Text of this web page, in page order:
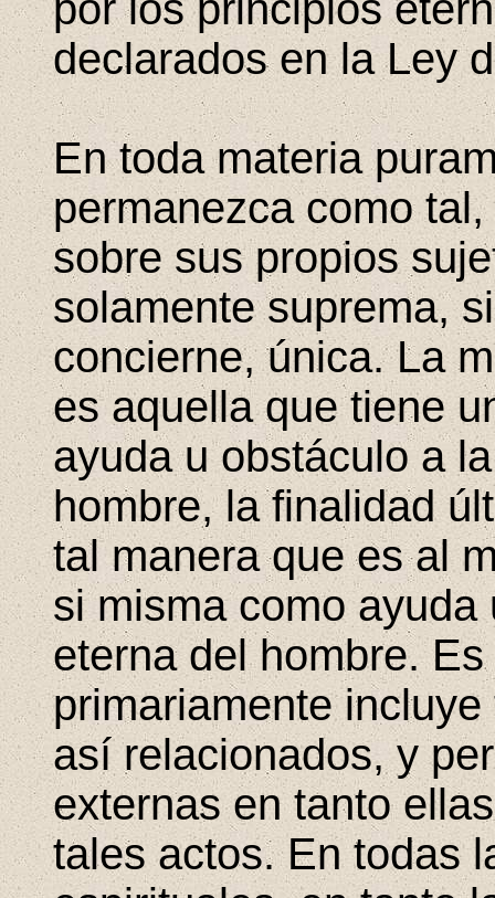
declarados en la Ley
En toda materia
permanezca como
sobre sus propios
solamente suprema,
concierne, única. La
es aquella que tiene
ayuda u obstáculo a
hombre, la finalidad
tal manera que es al
si misma como
eterna del hombre.
primariamente
así relacionados, y
externas en tanto
tales actos. En todas